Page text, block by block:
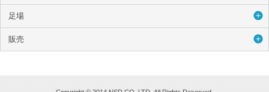
足場
販売